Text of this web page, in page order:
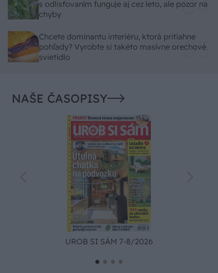
s odlisťovaním funguje aj cez leto, ale pozor na
chyby
Chcete dominantu interiéru, ktorá pritiahne
pohľady? Vyrobte si takéto masívne orechové
svietidlo
NAŠE ČASOPISY
UROB SI SÁM 7-8/2026